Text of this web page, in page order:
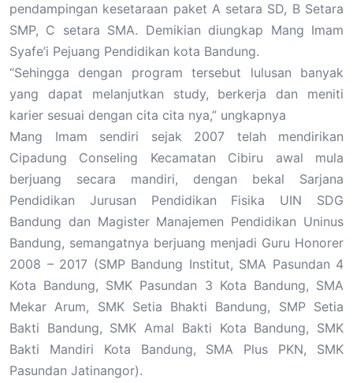
pendampingan kesetaraan paket A setara SD, B Setara
SMP, C setara SMA. Demikian diungkap Mang Imam
Syafe’i Pejuang Pendidikan kota Bandung.
“Sehingga dengan program tersebut lulusan banyak
yang dapat melanjutkan study, berkerja dan meniti
karier sesuai dengan cita cita nya,” ungkapnya
Mang Imam sendiri sejak 2007 telah mendirikan
Cipadung Conseling Kecamatan Cibiru awal mula
berjuang secara mandiri, dengan bekal Sarjana
Pendidikan Jurusan Pendidikan Fisika UIN SDG
Bandung dan Magister Manajemen Pendidikan Uninus
Bandung, semangatnya berjuang menjadi Guru Honorer
2008 – 2017 (SMP Bandung Institut, SMA Pasundan 4
Kota Bandung, SMK Pasundan 3 Kota Bandung, SMA
Mekar Arum, SMK Setia Bhakti Bandung, SMP Setia
Bakti Bandung, SMK Amal Bakti Kota Bandung, SMK
Bakti Mandiri Kota Bandung, SMA Plus PKN, SMK
Pasundan Jatinangor).